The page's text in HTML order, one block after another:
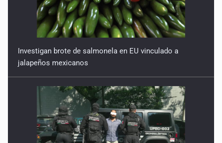
3 de Marzo de 2026
Código Rojo o 'arréglense como puedan'
24 de Febrero de 2026
Línea 4, el nuevo barril sin fondo
17 de Febrero de 2026
Cuba, México y el bloqueo
10 de Febrero de 2026
Investigan brote de salmonela en EU vinculado a
jalapeños mexicanos